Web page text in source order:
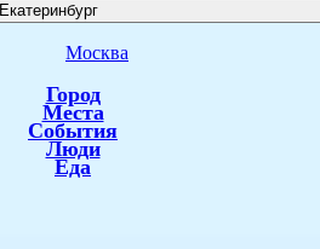
Екатеринбург
Москва
Город
Места
События
Люди
Еда